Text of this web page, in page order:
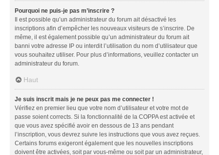
Pourquoi ne puis-je pas m’inscrire ?
Il est possible qu’un administrateur du forum ait désactivé les
inscriptions afin d’empêcher les nouveaux visiteurs de s’inscrire. De
même, il est également possible qu’un administrateur du forum ait
banni votre adresse IP ou interdit l’utilisation du nom d’utilisateur que
vous souhaitez utiliser. Pour plus d’informations, veuillez contacter un
administrateur du forum.
Haut
Je suis inscrit mais je ne peux pas me connecter !
Vérifiez en premier lieu que votre nom d’utilisateur et votre mot de
passe soient corrects. Si la fonctionnalité de la COPPA est activée et
que vous avez spécifié avoir en dessous de 13 ans pendant
l’inscription, vous devrez suivre les instructions que vous avez reçues.
Certains forums exigeront également que les nouvelles inscriptions
doivent être activées, soit par vous-même ou soit par un administrateur,